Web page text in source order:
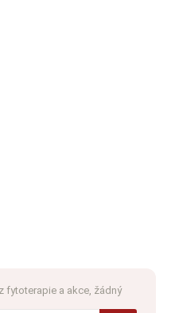
fytoterapie a akce, žádný